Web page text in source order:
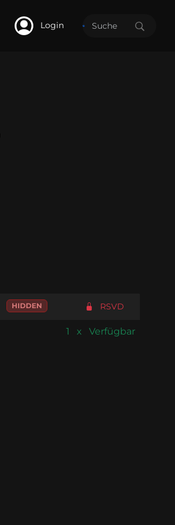
Login
HIDDEN RSVD
1 x Verfügbar